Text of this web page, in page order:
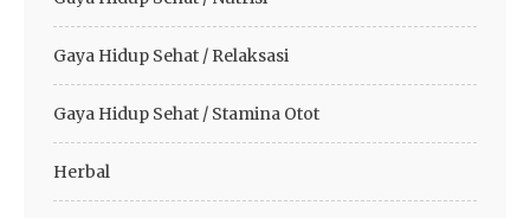
Gaya Hidup Sehat / Relaksasi
Gaya Hidup Sehat / Stamina Otot
Herbal